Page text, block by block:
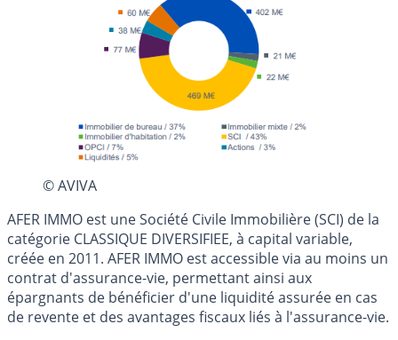
© AVIVA
AFER IMMO est une Société Civile Immobilière (SCI) de la
catégorie CLASSIQUE DIVERSIFIEE, à capital variable,
créée en 2011. AFER IMMO est accessible via au moins un
contrat d'assurance-vie, permettant ainsi aux
épargnants de bénéficier d'une liquidité assurée en cas
de revente et des avantages fiscaux liés à l'assurance-vie.